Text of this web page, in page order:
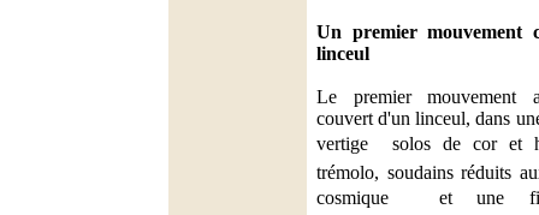
Un premier mouvement
linceul
Le premier mouvement
couvert d'un linceul, dans
vertige  solos de cor et
trémolo, soudains réduits
cosmique  et une